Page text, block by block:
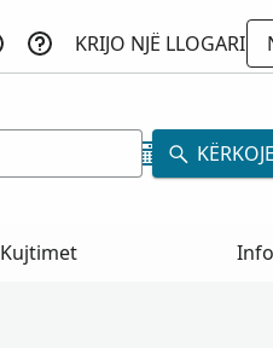
KRIJO NJË LLOGARI
KËRKOJE
Kujtimet